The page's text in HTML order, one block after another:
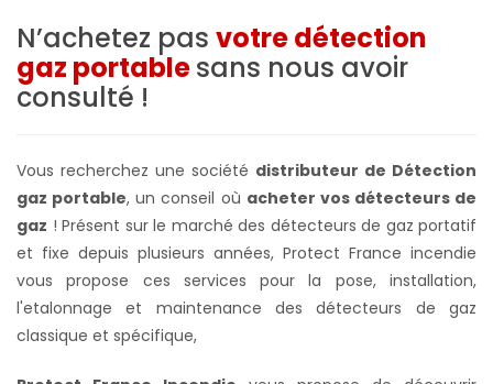
N’achetez pas votre détection
gaz portablesans nous avoir
consulté !
Vous recherchez une société distributeur de Détection
gaz portable, un conseil où acheter vos détecteurs de
gaz ! Présent sur le marché des détecteurs de gaz portatif
et fixe depuis plusieurs années, Protect France incendie
vous propose ces services pour la pose, installation,
l'etalonnage et maintenance des détecteurs de gaz
classique et spécifique,